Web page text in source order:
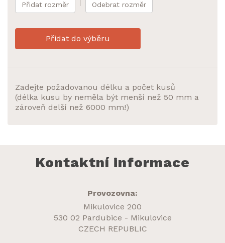
Přidat rozměr Odebrat rozměr
Přidat do výběru
Zadejte požadovanou délku a počet kusů
(délka kusu by neměla být menší než 50 mm a
zároveň delší než 6000 mm!)
Kontaktní informace
Provozovna:
Mikulovice 200
530 02 Pardubice - Mikulovice
CZECH REPUBLIC